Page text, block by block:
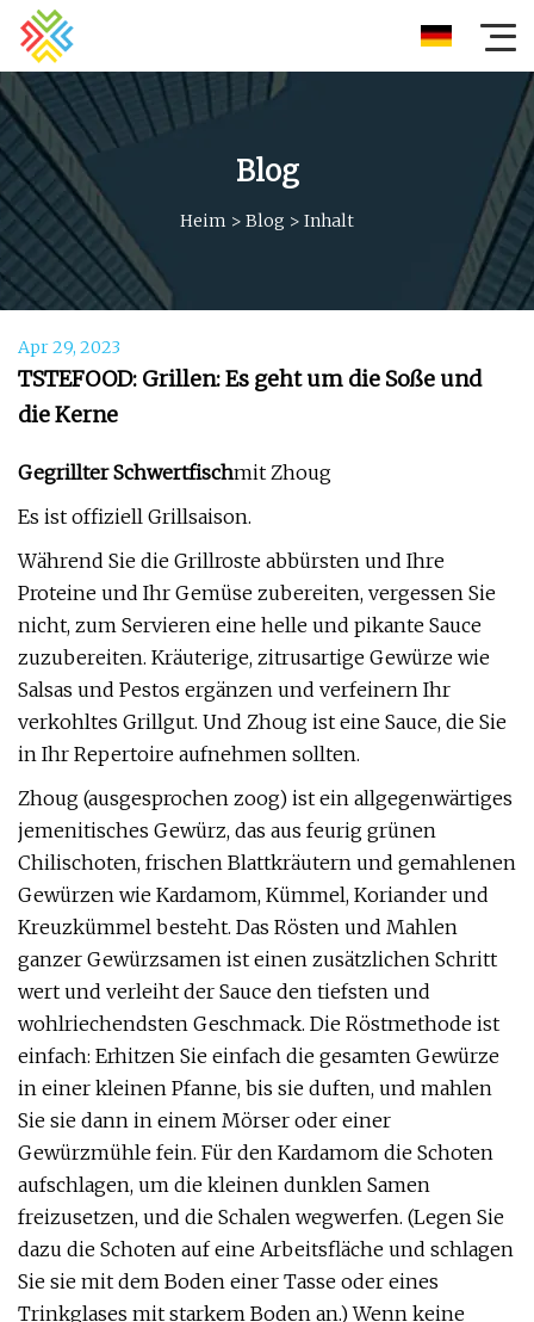
Blog
Heim > Blog > Inhalt
Apr 29, 2023
TSTEFOOD: Grillen: Es geht um die Soße und
die Kerne
Gegrillter Schwertfischmit Zhoug
Es ist offiziell Grillsaison.
Während Sie die Grillroste abbürsten und Ihre
Proteine ​​und Ihr Gemüse zubereiten, vergessen Sie
nicht, zum Servieren eine helle und pikante Sauce
zuzubereiten. Kräuterige, zitrusartige Gewürze wie
Salsas und Pestos ergänzen und verfeinern Ihr
verkohltes Grillgut. Und Zhoug ist eine Sauce, die Sie
in Ihr Repertoire aufnehmen sollten.
Zhoug (ausgesprochen zoog) ist ein allgegenwärtiges
jemenitisches Gewürz, das aus feurig grünen
Chilischoten, frischen Blattkräutern und gemahlenen
Gewürzen wie Kardamom, Kümmel, Koriander und
Kreuzkümmel besteht. Das Rösten und Mahlen
ganzer Gewürzsamen ist einen zusätzlichen Schritt
wert und verleiht der Sauce den tiefsten und
wohlriechendsten Geschmack. Die Röstmethode ist
einfach: Erhitzen Sie einfach die gesamten Gewürze
in einer kleinen Pfanne, bis sie duften, und mahlen
Sie sie dann in einem Mörser oder einer
Gewürzmühle fein. Für den Kardamom die Schoten
aufschlagen, um die kleinen dunklen Samen
freizusetzen, und die Schalen wegwerfen. (Legen Sie
dazu die Schoten auf eine Arbeitsfläche und schlagen
Sie sie mit dem Boden einer Tasse oder eines
Trinkglases mit starkem Boden an.) Wenn keine